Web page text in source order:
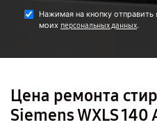
Нажимая на кнопку отправить
моих персональных данных.
Цена ремонта
Siemens WXLS